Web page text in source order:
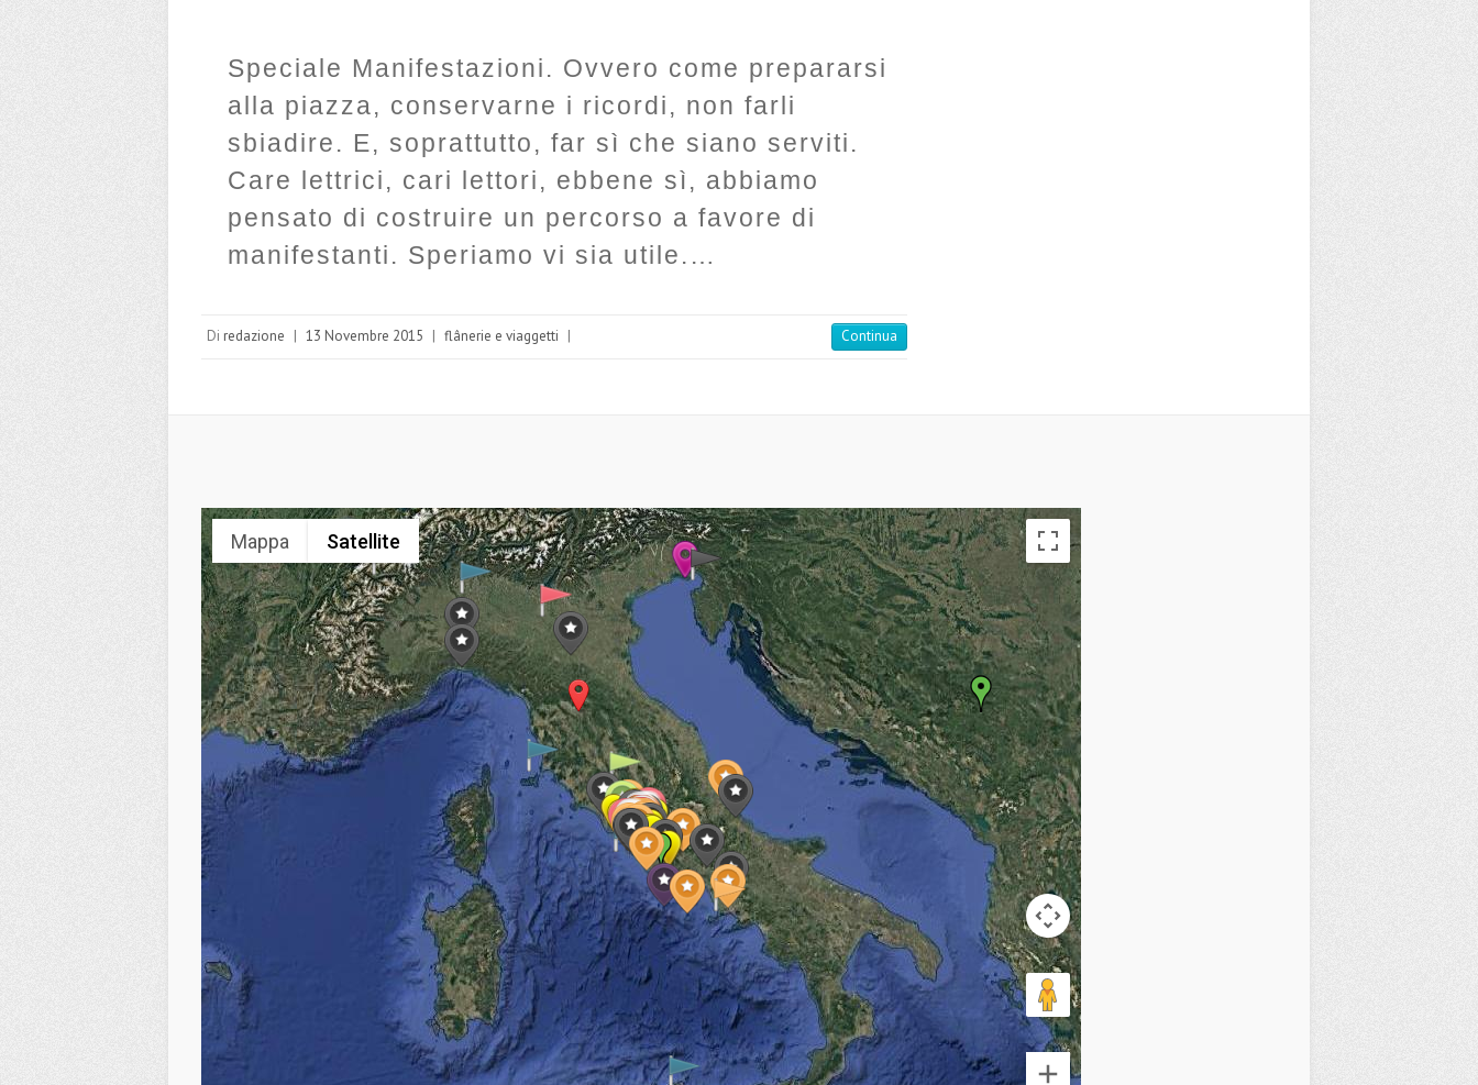
Speciale Manifestazioni. Ovvero come prepararsi
alla piazza, conservarne i ricordi, non farli
sbiadire. E, soprattutto, far sì che siano serviti.
Care lettrici, cari lettori, ebbene sì, abbiamo
pensato di costruire un percorso a favore di
manifestanti. Speriamo vi sia utile.…
Di redazione | 13 Novembre 2015 | flânerie e viaggetti | Continua
Mappa Satellite